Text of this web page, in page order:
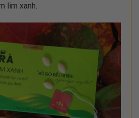
lim xanh.